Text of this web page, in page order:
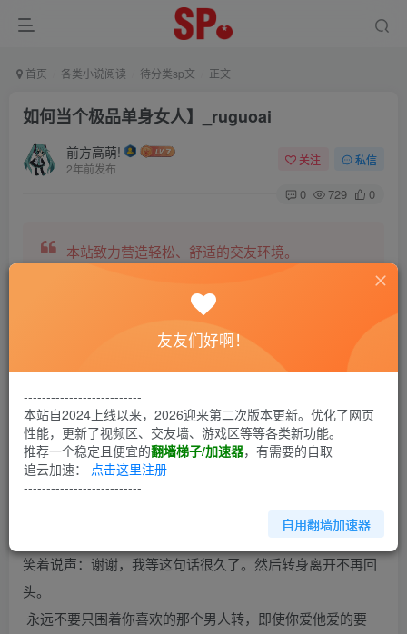
首页 各类小说阅读 待分类sp文 正文
如何当个极品单身女人】_ruguoai
前方高萌!
2年前发布
关注 私信
0 729 0
本站致力营造轻松、舒适的交友环境。
另有小说阅读站点，网罗包括训诫文、腐文在内的
第1回
如何当个极品单身女人】
如果不够聪明，就要足够自信，如果不够漂亮，就要学会打
有男人和你说分手的时候，不要有任何痛苦的表现，一定要
笑着说声：谢谢，我等这句话很久了。然后转身离开不再回
头。
永远不要只围着你喜欢的那个男人转，即使你爱他爱的要
友友们好啊！
--------------------------
本站自2024上线以来，2026迎来第二次版本更新。优化了网页
性能，更新了视频区、交友墙、游戏区等等各类新功能。
推荐一个稳定且便宜的翻墙梯子/加速器，有需要的自取
追云加速： 点击这里注册
--------------------------
自用翻墙加速器